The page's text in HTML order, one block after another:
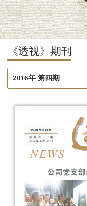
《透视》期刊
2016年 第四期